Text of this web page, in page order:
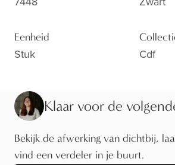
Eenheid
Stuk Cdf
Klaar voor de
Bekijk de afwerking van dichtbij,
vind een verdeler in je buurt.